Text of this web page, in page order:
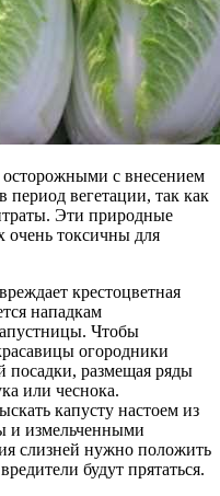
с внесением
вегетации, так как
Эти природные
очень токсичны для
крестоцветная
нападкам
Чтобы
огородники
посадки, размещая ряды
или чеснока.
капусту настоем из
и измельченными
слизней нужно положить
будут прятаться.